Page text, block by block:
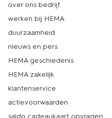
over ons bedrijf
werken bij HEMA
duurzaamheid
nieuws en pers
HEMA geschiedenis
HEMA zakelijk
klantenservice
actievoorwaarden
saldo cadeaukaart opvragen